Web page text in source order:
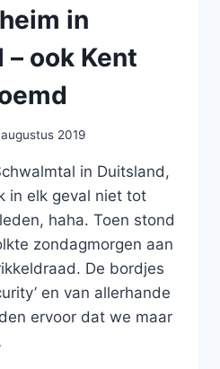
in
ook Kent
2019
in Duitsland,
in elk geval niet tot
haha. Toen stond
zondagmorgen aan
De bordjes
en van allerhande
ervoor dat we maar